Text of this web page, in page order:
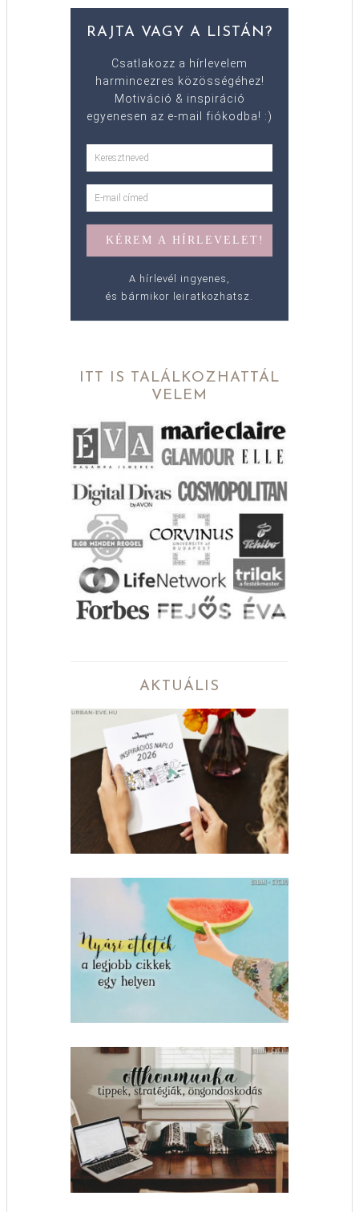
RAJTA VAGY A LISTÁN?
Csatlakozz a hírlevelem
harmincezres közösségéhez!
Motiváció & inspiráció
egyenesen az e-mail fiókodba! :)
A hírlevél ingyenes,
és bármikor leiratkozhatsz.
ITT IS TALÁLKOZHATTÁL
VELEM
AKTUÁLIS